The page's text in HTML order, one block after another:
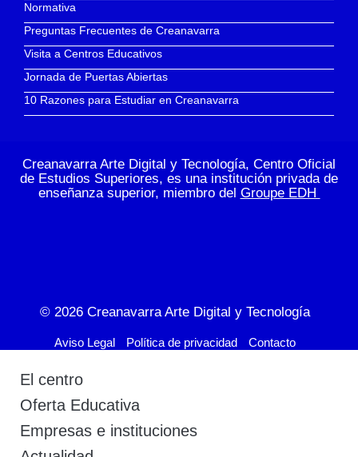
Normativa
Preguntas Frecuentes de Creanavarra
Visita a Centros Educativos
Jornada de Puertas Abiertas
10 Razones para Estudiar en Creanavarra
Creanavarra Arte Digital y Tecnología, Centro Oficial
de Estudios Superiores, es una institución privada de
enseñanza superior, miembro del Groupe EDH
© 2026 Creanavarra Arte Digital y Tecnología
Aviso Legal Política de privacidad Contacto
El centro
Oferta Educativa
Empresas e instituciones